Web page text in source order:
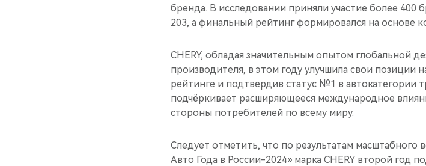
бренда. В исследовании приняли участие более
203, а финальный рейтинг формировался на основе
CHERY, обладая значительным опытом глобальной
производителя, в этом году улучшила свои позиции
рейтинге и подтвердив статус №1 в автокатегории
подчёркивает расширяющееся международное
стороны потребителей по всему миру.
Следует отметить, что по результатам масштабного
Авто Года в России-2024» марка CHERY второй год